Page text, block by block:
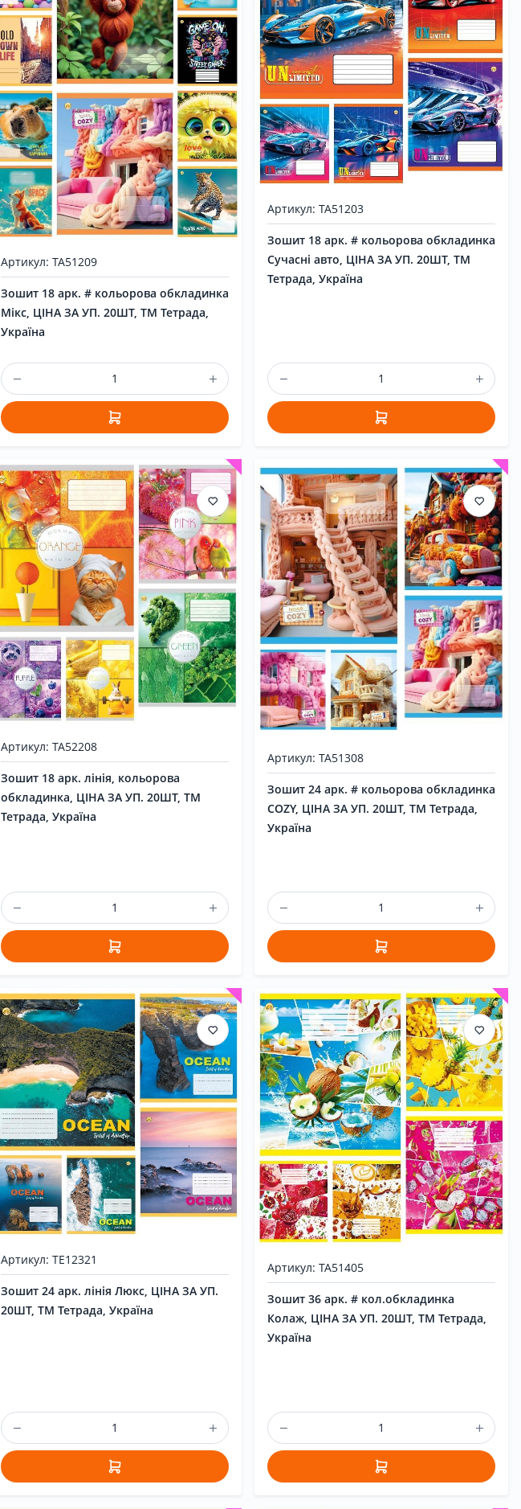
Артикул: ТА51209
Зошит 18 арк. # кольорова обкладинка
Мікс, ЦІНА ЗА УП. 20ШТ, ТМ Тетрада,
Україна
Артикул: ТА51203
Зошит 18 арк. # кольорова обкладинка
Сучасні авто, ЦІНА ЗА УП. 20ШТ, ТМ
Тетрада, Україна
Артикул: ТА52208
Зошит 18 арк. лінія, кольорова
обкладинка, ЦІНА ЗА УП. 20ШТ, ТМ
Тетрада, Україна
Артикул: ТА51308
Зошит 24 арк. # кольорова обкладинка
COZY, ЦІНА ЗА УП. 20ШТ, ТМ Тетрада,
Україна
Артикул: ТЕ12321
Зошит 24 арк. лінія Люкс, ЦІНА ЗА УП.
20ШТ, ТМ Тетрада, Україна
Артикул: ТА51405
Зошит 36 арк. # кол.обкладинка
Колаж, ЦІНА ЗА УП. 20ШТ, ТМ Тетрада,
Україна